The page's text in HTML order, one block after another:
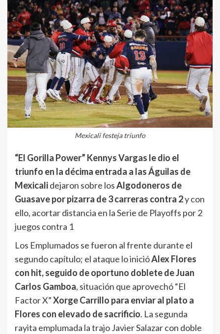
Mexicali festeja triunfo
“El Gorilla Power” Kennys Vargas le dio el
triunfo en la décima entrada a las Águilas de
Mexicalidejaron sobre losAlgodoneros de
Guasave por pizarra de 3 carreras contra 2y con
ello, acortar distancia en la Serie de Playoffs por 2
juegos contra 1
Los Emplumados se fueron al frente durante el
segundo capítulo; el ataque lo inicióAlex Flores
con hit, seguido de oportuno doblete de Juan
Carlos Gamboa, situación que aprovechó “El
Factor X”Xorge Carrillo para enviar al plato a
Flores con elevado de sacrificio. La segunda
rayita emplumada la trajo Javier Salazar con doble